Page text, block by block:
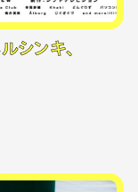
シンキ、